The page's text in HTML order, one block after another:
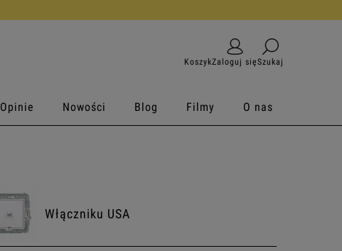
KoszykZaloguj sięSzukaj
Opinie Nowości Blog Filmy O nas
Włączniku USA